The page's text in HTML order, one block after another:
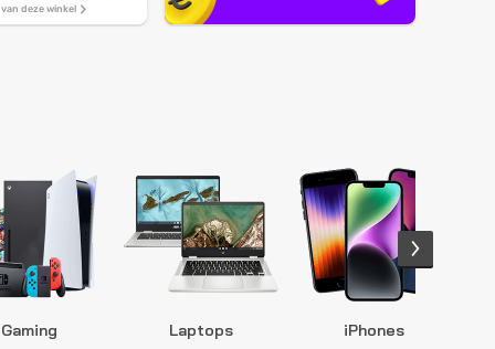
van deze winkel
Gaming Laptops iPhones